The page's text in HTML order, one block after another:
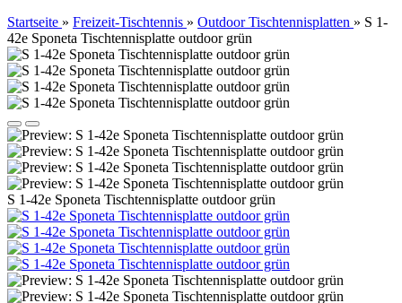
Startseite » Freizeit-Tischtennis » Outdoor Tischtennisplatten » S 1-
42e Sponeta Tischtennisplatte outdoor grün
S 1-42e Sponeta Tischtennisplatte outdoor grün